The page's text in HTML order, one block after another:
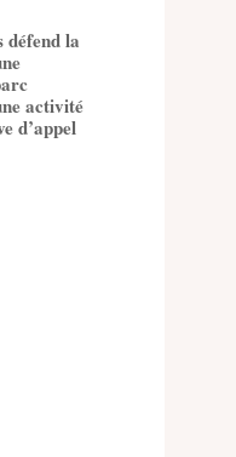
défend la
activité
d’appel